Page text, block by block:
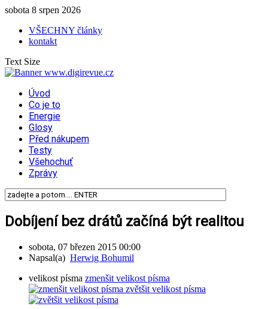
sobota 8 srpen 2026
VŠECHNY články
kontakt
Text Size
Úvod
Co je to
Energie
Glosy
Před nákupem
Testy
Všehochuť
Zprávy
Dobíjení bez drátů začíná být realitou
sobota, 07 březen 2015 00:00
Napsal(a) Herwig Bohumil
velikost písma zmenšit velikost písma
zvětšit velikost písma